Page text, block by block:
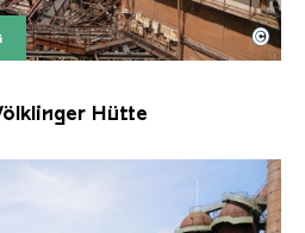
der Völklinger Hütte mit
Völklinger Hütte | Karl
©
Hütte